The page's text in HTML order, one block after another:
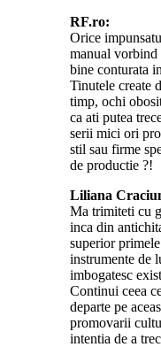
RF.ro:
Orice
manual vorbind
bine conturata
Tinutele create
timp, ochi
ca ati putea
serii mici ori
stil sau firme
de productie ?!
Liliana
Ma trimiteti cu
inca din
superior
instrumente de
imbogatesc
Continui ceea
departe pe
promovarii
intentia de a